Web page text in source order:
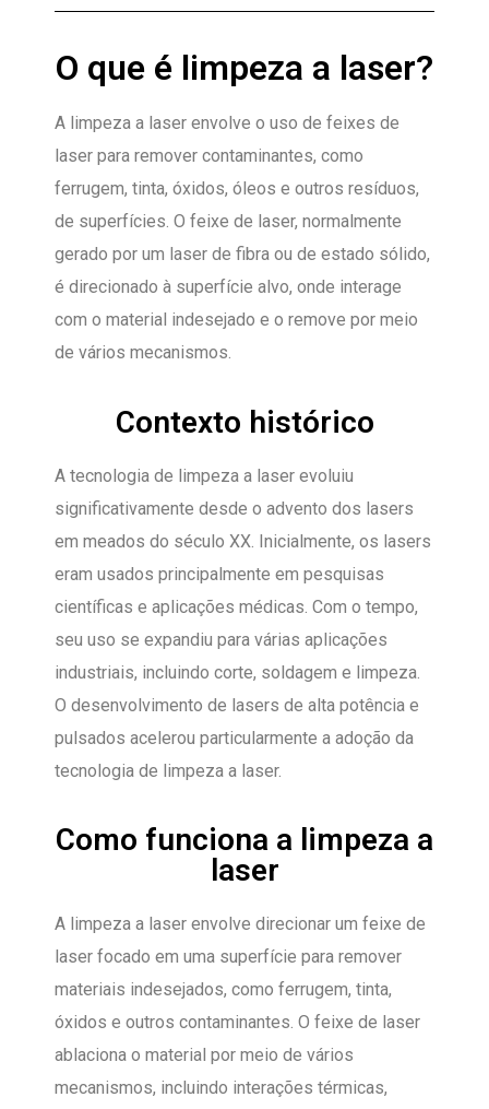
O que é limpeza a laser?
A limpeza a laser envolve o uso de feixes de
laser para remover contaminantes, como
ferrugem, tinta, óxidos, óleos e outros resíduos,
de superfícies. O feixe de laser, normalmente
gerado por um laser de fibra ou de estado sólido,
é direcionado à superfície alvo, onde interage
com o material indesejado e o remove por meio
de vários mecanismos.
Contexto histórico
A tecnologia de limpeza a laser evoluiu
significativamente desde o advento dos lasers
em meados do século XX. Inicialmente, os lasers
eram usados principalmente em pesquisas
científicas e aplicações médicas. Com o tempo,
seu uso se expandiu para várias aplicações
industriais, incluindo corte, soldagem e limpeza.
O desenvolvimento de lasers de alta potência e
pulsados acelerou particularmente a adoção da
tecnologia de limpeza a laser.
Como funciona a limpeza a
laser
A limpeza a laser envolve direcionar um feixe de
laser focado em uma superfície para remover
materiais indesejados, como ferrugem, tinta,
óxidos e outros contaminantes. O feixe de laser
ablaciona o material por meio de vários
mecanismos, incluindo interações térmicas,